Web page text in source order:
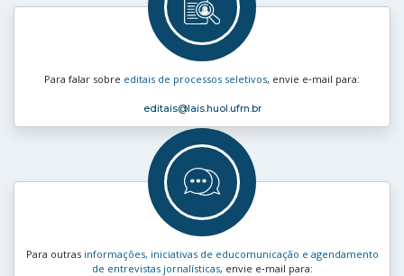
Para falar sobre editais de processos seletivos, envie e‑mail para:
editais@lais.huol.ufrn.br
Para outras informações, iniciativas de educomunicação e agendamento
de entrevistas jornalísticas, envie e‑mail para: